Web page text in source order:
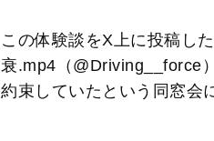
この体験談をX上に投稿し
衰.mp4（@Driving__force
約束していたという同窓会